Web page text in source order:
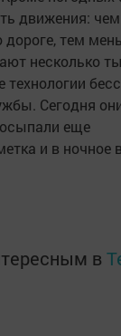
движения:
тем
несколько
Сегодня
еще
и в ночное
в